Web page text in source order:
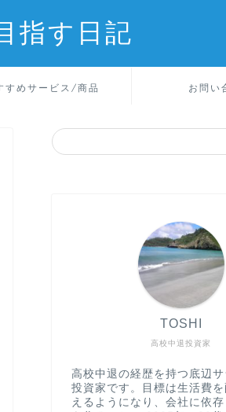
指す日記
すめサービス/商品 お問い
高校中退投資家
TOSHI
高校中退の経歴を持つ底辺
投資家です。目標は生活費
えるようになり、会社に依